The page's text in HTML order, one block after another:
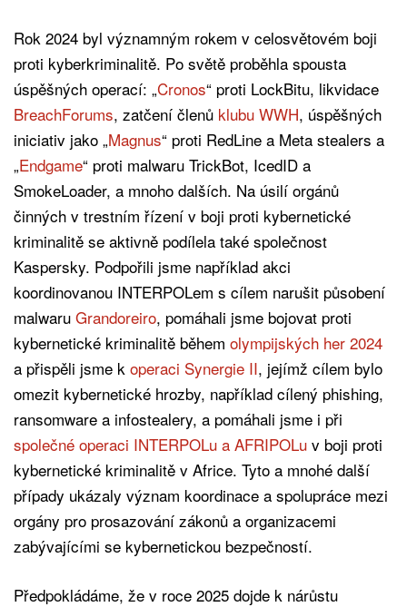
Rok 2024 byl významným rokem v celosvětovém boji
proti kyberkriminalitě. Po světě proběhla spousta
úspěšných operací: „Cronos“ proti LockBitu, likvidace
BreachForums, zatčení členů klubu WWH, úspěšných
iniciativ jako „Magnus“ proti RedLine a Meta stealers a
„Endgame“ proti malwaru TrickBot, IcedID a
SmokeLoader, a mnoho dalších. Na úsilí orgánů
činných v trestním řízení v boji proti kybernetické
kriminalitě se aktivně podílela také společnost
Kaspersky. Podpořili jsme například akci
koordinovanou INTERPOLem s cílem narušit působení
malwaru Grandoreiro, pomáhali jsme bojovat proti
kybernetické kriminalitě během olympijských her 2024
a přispěli jsme k operaci Synergie II, jejímž cílem bylo
omezit kybernetické hrozby, například cílený phishing,
ransomware a infostealery, a pomáhali jsme i při
společné operaci INTERPOLu a AFRIPOLu v boji proti
kybernetické kriminalitě v Africe. Tyto a mnohé další
případy ukázaly význam koordinace a spolupráce mezi
orgány pro prosazování zákonů a organizacemi
zabývajícími se kybernetickou bezpečností.
Předpokládáme, že v roce 2025 dojde k nárůstu